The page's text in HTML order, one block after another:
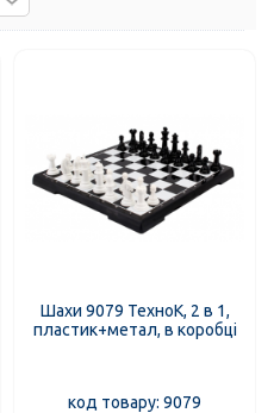
Шахи 9079 ТехноК, 2 в 1,
пластик+метал, в коробці
код товару: 9079